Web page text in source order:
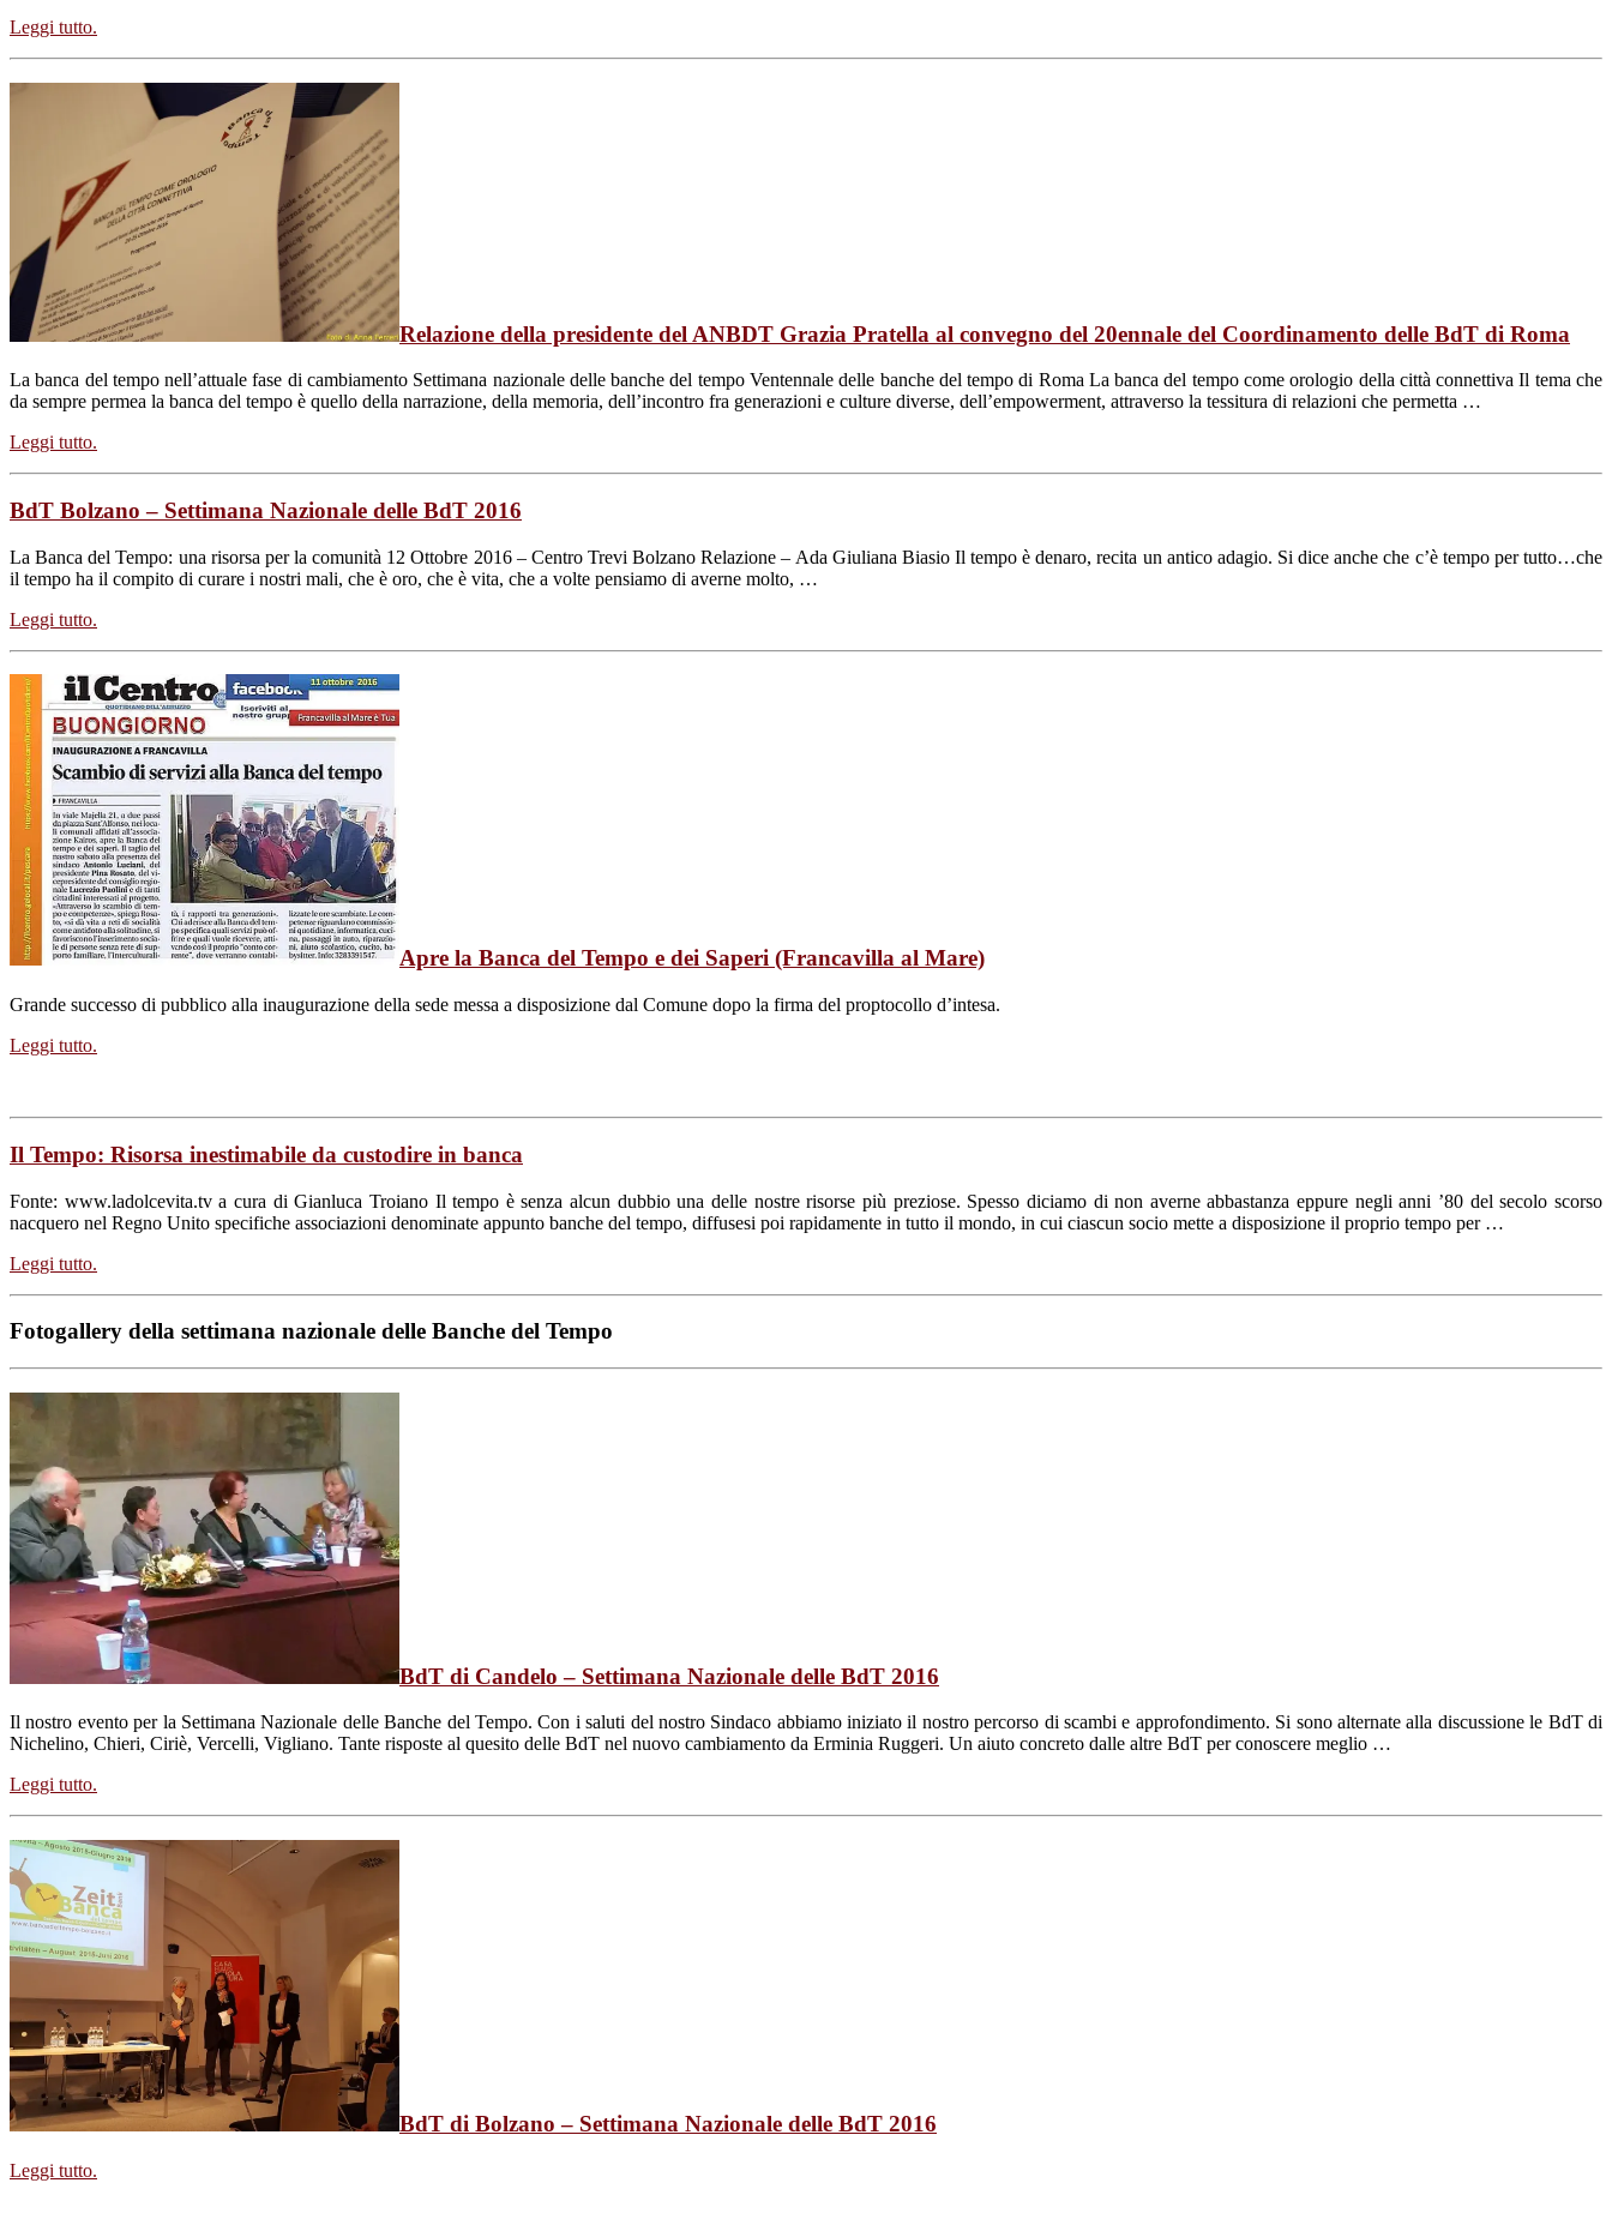
Leggi tutto.
Relazione della presidente del ANBDT Grazia Pratella al convegno del 20ennale del Coordinamento delle BdT di Roma
La banca del tempo nell’attuale fase di cambiamento Settimana nazionale delle banche del tempo Ventennale delle banche del tempo di Roma La banca del tempo come orologio della città connettiva Il tema che
da sempre permea la banca del tempo è quello della narrazione, della memoria, dell’incontro fra generazioni e culture diverse, dell’empowerment, attraverso la tessitura di relazioni che permetta …
Leggi tutto.
BdT Bolzano – Settimana Nazionale delle BdT 2016
La Banca del Tempo: una risorsa per la comunità 12 Ottobre 2016 – Centro Trevi Bolzano Relazione – Ada Giuliana Biasio Il tempo è denaro, recita un antico adagio. Si dice anche che c’è tempo per tutto…che
il tempo ha il compito di curare i nostri mali, che è oro, che è vita, che a volte pensiamo di averne molto, …
Leggi tutto.
Apre la Banca del Tempo e dei Saperi (Francavilla al Mare)
Grande successo di pubblico alla inaugurazione della sede messa a disposizione dal Comune dopo la firma del proptocollo d’intesa.
Leggi tutto.
Il Tempo: Risorsa inestimabile da custodire in banca
Fonte: www.ladolcevita.tv a cura di Gianluca Troiano Il tempo è senza alcun dubbio una delle nostre risorse più preziose. Spesso diciamo di non averne abbastanza eppure negli anni ’80 del secolo scorso
nacquero nel Regno Unito specifiche associazioni denominate appunto banche del tempo, diffusesi poi rapidamente in tutto il mondo, in cui ciascun socio mette a disposizione il proprio tempo per …
Leggi tutto.
Fotogallery della settimana nazionale delle Banche del Tempo
BdT di Candelo – Settimana Nazionale delle BdT 2016
Il nostro evento per la Settimana Nazionale delle Banche del Tempo. Con i saluti del nostro Sindaco abbiamo iniziato il nostro percorso di scambi e approfondimento. Si sono alternate alla discussione le BdT di
Nichelino, Chieri, Ciriè, Vercelli, Vigliano. Tante risposte al quesito delle BdT nel nuovo cambiamento da Erminia Ruggeri. Un aiuto concreto dalle altre BdT per conoscere meglio …
Leggi tutto.
BdT di Bolzano – Settimana Nazionale delle BdT 2016
Leggi tutto.